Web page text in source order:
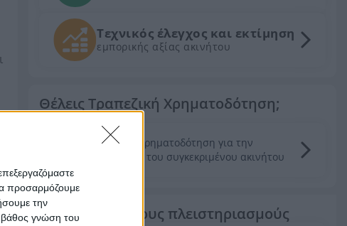
προσαρμόζουμε
την
βάθος γνώση του
Τεχνικός έλεγχος και εκτίμηση
εμπορικής αξίας ακινήτου
Θέλεις Τραπεζική Χρηματοδότηση;
Ζητήστε χρηματοδότηση για την
απόκτηση του συγκεκριμένου ακινήτου
Τα πάντα για τους πλειστηριασμούς